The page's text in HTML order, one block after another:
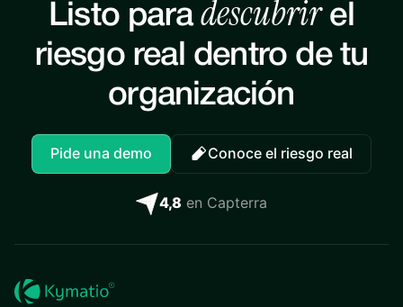
Listo paradescubrirel
riesgo real dentro de tu
organización
Pide una demo Conoce el riesgo real
4,8 en Capterra